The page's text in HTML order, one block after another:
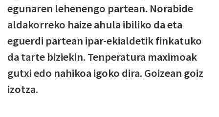
egunaren lehenengo partean. Norabide
aldakorreko haize ahula ibiliko da eta
eguerdi partean ipar-ekialdetik finkatuko
da tarte biziekin. Tenperatura maximoak
gutxi edo nahikoa igoko dira. Goizean goiz
izotza.